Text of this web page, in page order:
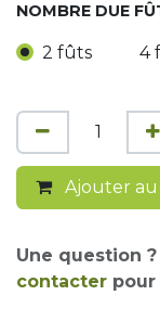
NOMBRE DUE
2 fûts 4
Ajouter
Une question
contacter pour